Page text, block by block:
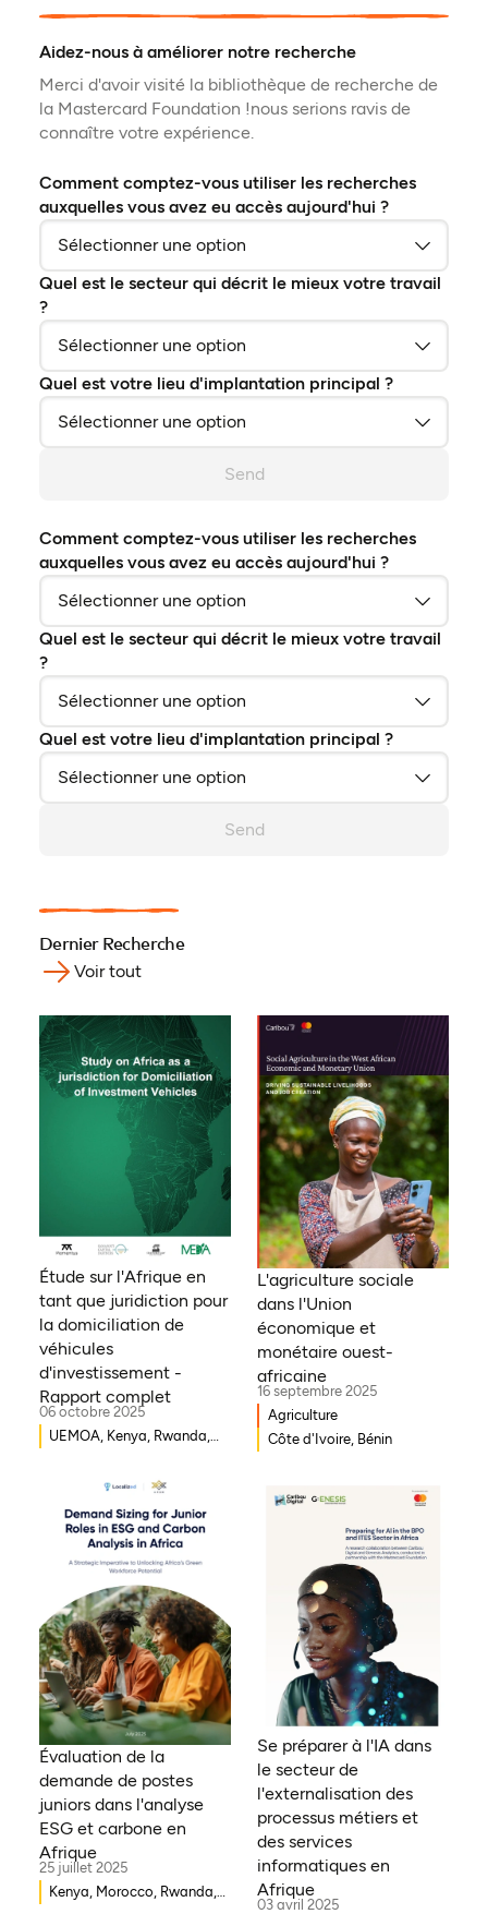
Aidez-nous à améliorer notre recherche
Merci d'avoir visité la bibliothèque de recherche de
la Mastercard Foundation !nous serions ravis de
connaître votre expérience.
Comment comptez-vous utiliser les recherches
auxquelles vous avez eu accès aujourd'hui ?
Quel est le secteur qui décrit le mieux votre travail
?
Quel est votre lieu d'implantation principal ?
Send
Comment comptez-vous utiliser les recherches
auxquelles vous avez eu accès aujourd'hui ?
Quel est le secteur qui décrit le mieux votre travail
?
Quel est votre lieu d'implantation principal ?
Send
Dernier Recherche
Voir tout
Étude sur l'Afrique en
tant que juridiction pour
la domiciliation de
véhicules
d'investissement -
Rapport complet
06 octobre 2025
UEMOA, Kenya, Rwanda,
Bissau, Djibouti,
Mozambique, Égypte,
Bénin, Ghana, Sénégal,
Zambie, Ouganda, Côte
Erythrée, Gambie, Eswatini,
République démocratique
du Congo, Tanzanie,
Nigéria, Zimbabwe, Sud
Soudan, Afrique du Sud,
Cameroun, Éthiopie, Niger,
Morocco, Malawi, Tchad,
Syrie, Mali, Togo, Somalie
L'agriculture sociale
dans l'Union
économique et
monétaire ouest-
africaine
16 septembre 2025
Agriculture
Côte d'Ivoire, Bénin
Évaluation de la
demande de postes
juniors dans l'analyse
ESG et carbone en
Afrique
25 juillet 2025
Kenya, Morocco, Rwanda,
Se préparer à l'IA dans
le secteur de
l'externalisation des
processus métiers et
des services
informatiques en
Afrique
03 avril 2025